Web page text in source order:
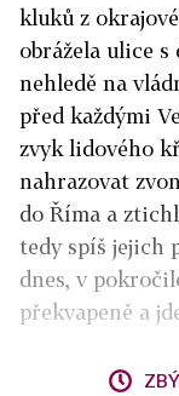
kluků z
obrážela ulice
nehledě na
před každými
zvyk lidového
nahrazovat
do Říma a
tedy spíš jejich
dnes, v
překvapeně a